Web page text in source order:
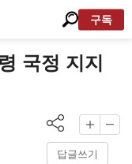
구독
국정 지지
답글쓰기